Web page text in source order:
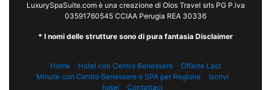
LuxurySpaSuite.com è una creazione di Olos Travel srls PG P.iva
03591760545 CCIAA Perugia REA 30336
* I nomi delle strutture sono di pura fantasia Disclaimer
Home Hotel con Centro Benessere
Offerte Last
Minute con Centro Benessere e SPA per Regione
Iscrivi
hotel
Contattaci